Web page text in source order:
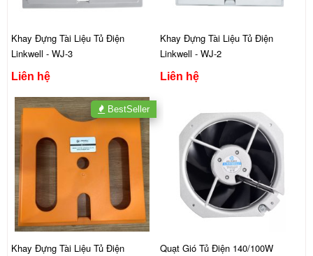
Khay Đựng Tài Liệu Tủ Điện
Linkwell - WJ-3
Liên hệ
Khay Đựng Tài Liệu Tủ Điện
Linkwell - WJ-2
Liên hệ
Khay Đựng Tài Liệu Tủ Điện
BestSeller
Quạt Gió Tủ Điện 140/100W